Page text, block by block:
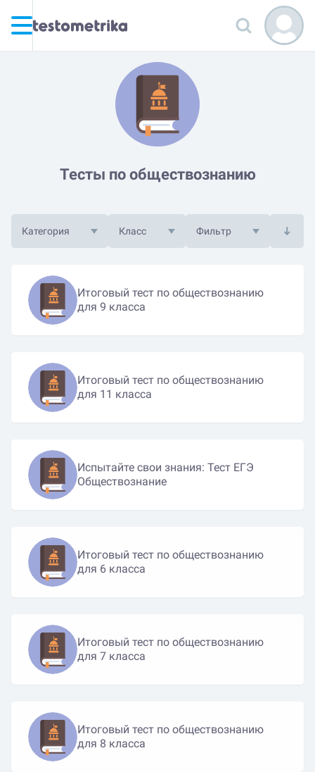
Тесты по обществознанию
Категория Класс Фильтр
Итоговый тест по обществознанию
для 9 класса
Итоговый тест по обществознанию
для 11 класса
Испытайте свои знания: Тест ЕГЭ
Обществознание
Итоговый тест по обществознанию
для 6 класса
Итоговый тест по обществознанию
для 7 класса
Итоговый тест по обществознанию
для 8 класса